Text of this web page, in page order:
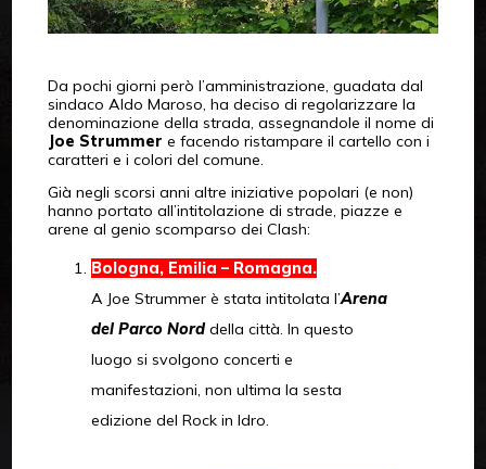
Da pochi giorni però l’amministrazione, guadata dal
sindaco Aldo Maroso, ha deciso di regolarizzare la
denominazione della strada, assegnandole il nome di
Joe Strummer e facendo ristampare il cartello con i
caratteri e i colori del comune.
Già negli scorsi anni altre iniziative popolari (e non)
hanno portato all’intitolazione di strade, piazze e
arene al genio scomparso dei Clash:
Bologna, Emilia – Romagna.
A Joe Strummer è stata intitolata l’Arena
del Parco Norddella città. In questo
luogo si svolgono concerti e
manifestazioni, non ultima la sesta
edizione del Rock in Idro.